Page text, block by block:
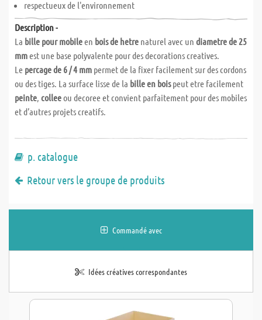
respectueux de l'environnement
Description -
La bille pour mobileen bois de hetre naturel avec un diametre de 25
mmest une base polyvalente pour des decorations creatives.
Le percage de 6 / 4 mm permet de la fixer facilement sur des cordons
ou des tiges. La surface lisse de la bille en boispeut etre facilement
peinte, colleeou decoree et convient parfaitement pour des mobiles
et d’autres projets creatifs.
p. catalogue
Retour vers le groupe de produits
Commandé avec
Idées créatives correspondantes